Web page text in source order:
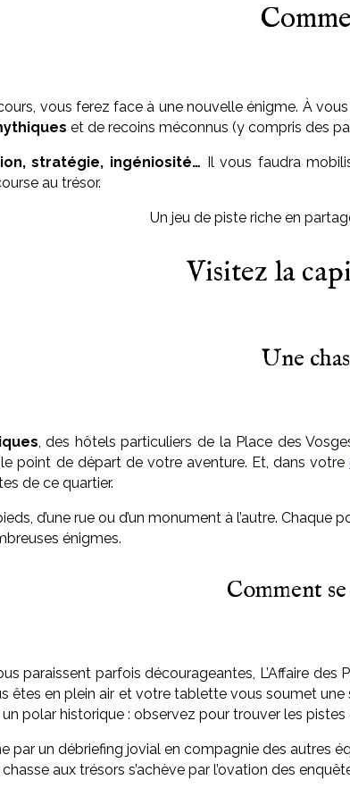
vous ferez face à une nouvelle énigme. À
et de recoins méconnus (y compris des
stratégie, ingéniosité… Il vous faudra
au trésor.
Un jeu de piste riche en
Visitez la
Une
, des hôtels particuliers de la Place des
le point de départ de votre aventure. Et, dans votre
de ce quartier.
d’une rue ou d’un monument à l’autre.
énigmes.
Comment
paraissent parfois décourageantes, L’Affaire
êtes en plein air et votre tablette vous soumet une
polar historique : observez pour trouver les
par un débriefing jovial en compagnie des autres
aux trésors s’achève par l’ovation des